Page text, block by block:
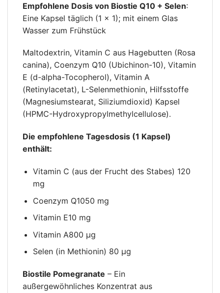
Empfohlene Dosis von Biostie Q10 + Selen:
Eine Kapsel täglich (1 × 1); mit einem Glas
Wasser zum Frühstück
Maltodextrin, Vitamin C aus Hagebutten (Rosa
canina), Coenzym Q10 (Ubichinon-10), Vitamin
E (d-alpha-Tocopherol), Vitamin A
(Retinylacetat), L-Selenmethionin, Hilfsstoffe
(Magnesiumstearat, Siliziumdioxid) Kapsel
(HPMC-Hydroxypropylmethylcellulose).
Die empfohlene Tagesdosis (1 Kapsel)
enthält:
Vitamin C (aus der Frucht des Stabes) 120
mg
Coenzym Q1050 mg
Vitamin E10 mg
Vitamin A800 μg
Selen (in Methionin) 80 μg
Biostile Pomegranate – Ein
außergewöhnliches Konzentrat aus